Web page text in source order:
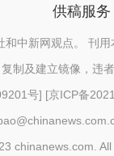
供稿服务
中新网观点。 刊用
制及建立镜像，违
号] [京ICP备
chinanews.com.